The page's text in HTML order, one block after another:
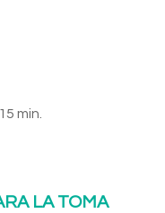
min.
LA TOMA